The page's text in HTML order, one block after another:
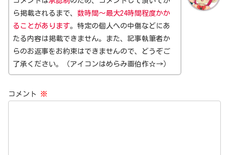
ら掲載されるまで、 数時間～最大24時間程度かか
ることがあります。特定の個人への中傷などにあ
たる内容は掲載できません。また、記事執筆者か
らのお返事をお約束はできませんので、どうぞご
了承ください。（アイコンはめらみ画伯作☆→）
コメント ※